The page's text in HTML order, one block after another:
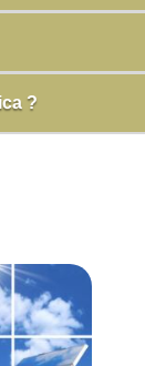
?